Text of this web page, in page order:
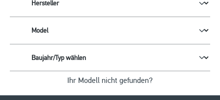
Ihr Modell nicht gefunden?